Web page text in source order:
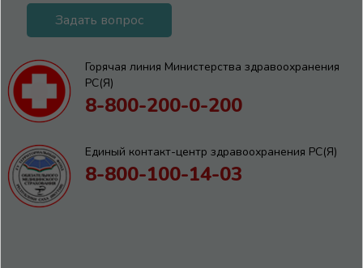
Задать вопрос
Горячая линия Министерства здравоохранения
РС(Я)
8-800-200-0-200
Единый контакт-центр здравоохранения РС(Я)
8-800-100-14-03